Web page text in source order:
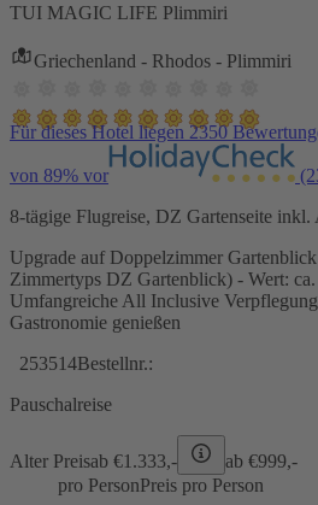
TUI MAGIC LIFE Plimmiri
Griechenland - Rhodos - Plimmiri
Für dieses Hotel liegen 2350
von 89% vor
8-tägige Flugreise, DZ Gartenseite inkl.
Upgrade auf Doppelzimmer
Zimmertyps DZ Gartenblick) - Wert:
Umfangreiche All Inclusive
Gastronomie genießen
253514Bestellnr.:
Pauschalreise
Alter Preisab €1.333,- ab €999,-
pro PersonPreis pro Person